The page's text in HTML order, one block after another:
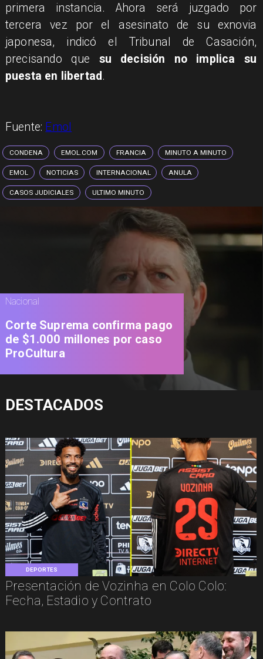
primera instancia. Ahora será juzgado por
tercera vez por el asesinato de su exnovia
japonesa, indicó el Tribunal de Casación,
precisando que su decisión no implica su
puesta en libertad.
Fuente: Emol
CONDENA EMOL.COM FRANCIA MINUTO A MINUTO
EMOL NOTICIAS INTERNACIONAL ANULA
CASOS JUDICIALES ULTIMO MINUTO
DEPORTES
Presentación de Vozinha en Colo Colo:
Fecha, Estadio y Contrato
Nacional
Corte Suprema confirma pago
de $1.000 millones por caso
ProCultura
DESTACADOS